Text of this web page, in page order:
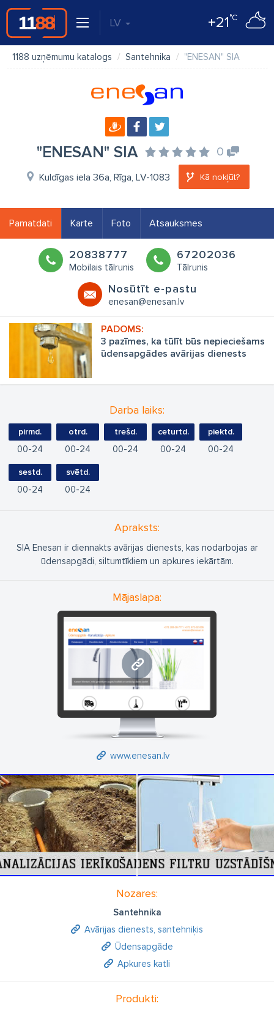
LV +21°C
1188 uzņēmumu katalogs Santehnika "ENESAN" SIA
"ENESAN" SIA 0
Kuldīgas iela 36a, Rīga, LV-1083 Kā nokļūt?
Pamatdati Karte Foto Atsauksmes
20838777
Mobilais tālrunis
67202036
Tālrunis
Nosūtīt e-pastu
enesan@enesan.lv
3 pazīmes, ka tūlīt būs nepieciešams
ūdensapgādes avārijas dienests
Darba laiks:
pirmd.
00 24
otrd.
00 24
trešd.
00 24
ceturtd.
00 24
piektd.
00 24
sestd.
00 24
svētd.
00 24
Apraksts:
SIA Enesan ir diennakts avārijas dienests, kas nodarbojas ar
ūdensapgādi, siltumtīkliem un apkures iekārtām.
Mājaslapa:
www.enesan.lv
www.enesan.lv
Nozares:
Santehnika
Avārijas dienests, santehniķis
Ūdensapgāde
Apkures katli
Produkti: